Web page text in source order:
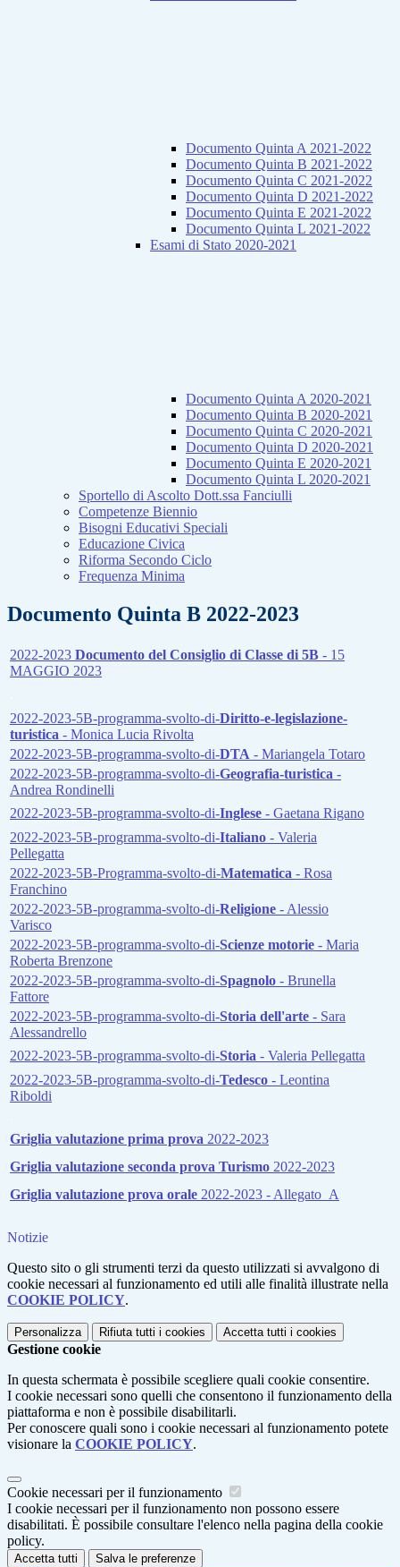
Documento Quinta A 2021-2022
Documento Quinta B 2021-2022
Documento Quinta C 2021-2022
Documento Quinta D 2021-2022
Documento Quinta E 2021-2022
Documento Quinta L 2021-2022
Esami di Stato 2020-2021
Documento Quinta A 2020-2021
Documento Quinta B 2020-2021
Documento Quinta C 2020-2021
Documento Quinta D 2020-2021
Documento Quinta E 2020-2021
Documento Quinta L 2020-2021
Sportello di Ascolto Dott.ssa Fanciulli
Competenze Biennio
Bisogni Educativi Speciali
Educazione Civica
Riforma Secondo Ciclo
Frequenza Minima
Documento Quinta B 2022-2023
2022-2023 Documento del Consiglio di Classe di 5B - 15
MAGGIO 2023
2022-2023-5B-programma-svolto-di-Diritto-e-legislazione-
turistica - Monica Lucia Rivolta
2022-2023-5B-programma-svolto-di-DTA - Mariangela Totaro
2022-2023-5B-programma-svolto-di-Geografia-turistica -
Andrea Rondinelli
2022-2023-5B-programma-svolto-di-Inglese - Gaetana Rigano
2022-2023-5B-programma-svolto-di-Italiano - Valeria
Pellegatta
2022-2023-5B-Programma-svolto-di-Matematica - Rosa
Franchino
2022-2023-5B-programma-svolto-di-Religione - Alessio
Varisco
2022-2023-5B-programma-svolto-di-Scienze motorie - Maria
Roberta Brenzone
2022-2023-5B-programma-svolto-di-Spagnolo - Brunella
Fattore
2022-2023-5B-programma-svolto-di-Storia dell'arte - Sara
Alessandrello
2022-2023-5B-programma-svolto-di-Storia - Valeria Pellegatta
2022-2023-5B-programma-svolto-di-Tedesco - Leontina
Riboldi
Griglia valutazione prima prova 2022-2023
Griglia valutazione seconda prova Turismo 2022-2023
Griglia valutazione prova orale 2022-2023 - Allegato_A
Notizie
Questo sito o gli strumenti terzi da questo utilizzati si avvalgono di
cookie necessari al funzionamento ed utili alle finalità illustrate nella
COOKIE POLICY.
Personalizza Rifiuta tutti i cookies Accetta tutti i cookies
Gestione cookie
In questa schermata è possibile scegliere quali cookie consentire.
I cookie necessari sono quelli che consentono il funzionamento della
piattaforma e non è possibile disabilitarli.
Per conoscere quali sono i cookie necessari al funzionamento potete
visionare la COOKIE POLICY.
Cookie necessari per il funzionamento
I cookie necessari per il funzionamento non possono essere
disabilitati. È possibile consultare l'elenco nella pagina della cookie
policy.
Accetta tutti Salva le preferenze